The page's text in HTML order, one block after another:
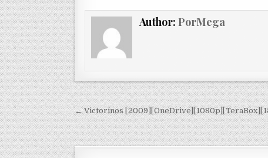
Author: PorMega
Navegación de entradas
← Victorinos